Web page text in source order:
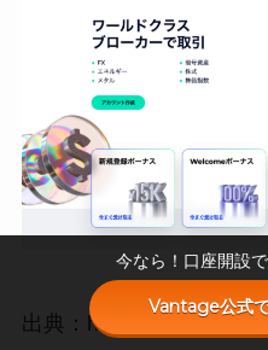
出典：https://fxgt.com/ja/
今なら！口座開設
Vantage公式